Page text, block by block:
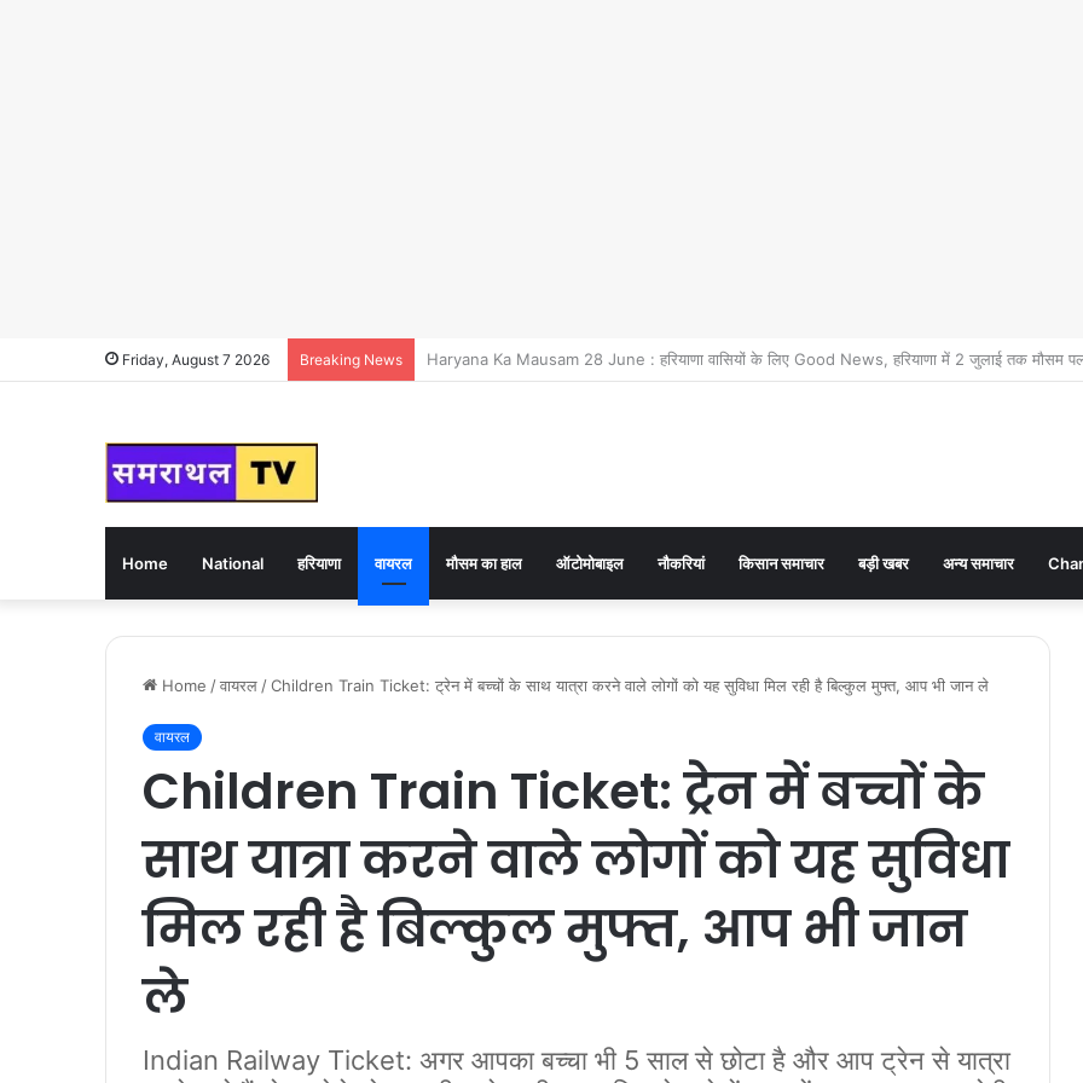
Friday, August 7 2026 Breaking News Haryana News : हरियाणा वासियों के लिए Good News, हरियाणा वासियों का गुरुग्राम में अपना घर लेने का
Home National हरियाणा वायरल मौसम का हाल ऑटोमोबाइल नौकरियां किसान समाचार बड़ी खबर अन्य समाचार
Home /वायरल /Children Train Ticket: ट्रेन में बच्चों के साथ यात्रा करने वाले लोगों को यह सुविधा मिल रही है बिल्कुल मुफ्त, आप भी जान ले
वायरल
Children Train Ticket: ट्रेन में बच्चों के
साथ यात्रा करने वाले लोगों को यह सुविधा
मिल रही है बिल्कुल मुफ्त, आप भी जान
ले
Indian Railway Ticket: अगर आपका बच्चा भी 5 साल से छोटा है और आप ट्रेन से यात्रा